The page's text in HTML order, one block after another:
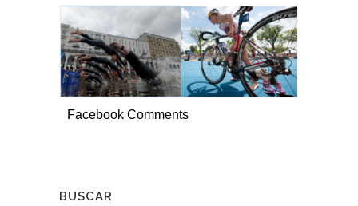
Facebook Comments
BUSCAR